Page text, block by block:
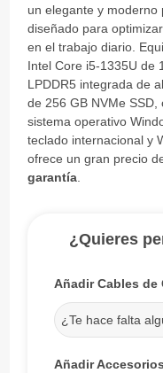
un elegante y moderno
diseñado para
en el trabajo diario.
Intel Core i5-1335U de
LPDDR5 integrada de
de 256 GB NVMe
sistema operativo
teclado internacional y
ofrece un gran precio
garantía.
¿Quieres
Añadir Cables de
¿Te hace falta
Añadir